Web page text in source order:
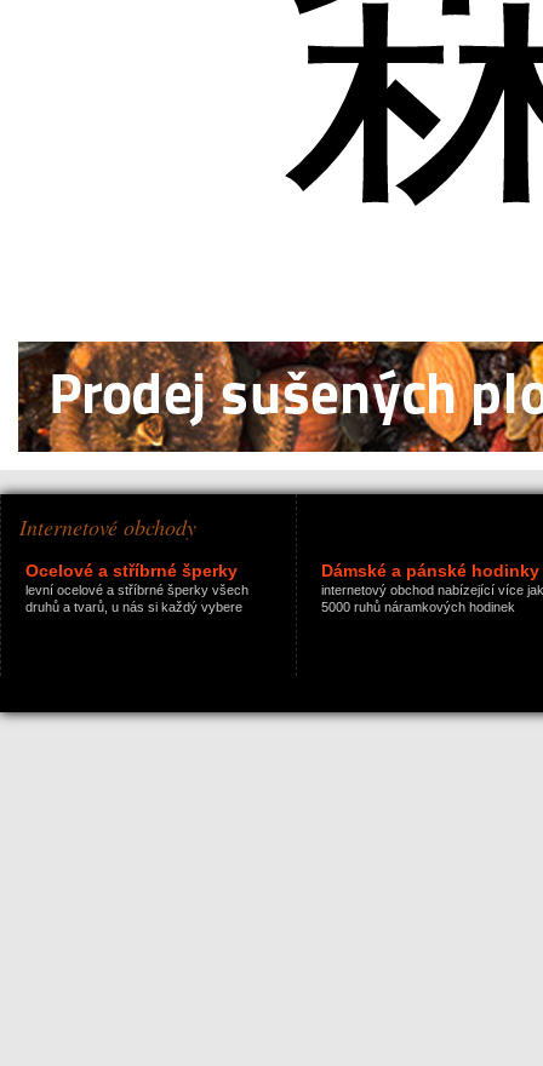
Internetové obchody
Ocelové a stříbrné šperky
levní ocelové a stříbrné šperky všech
druhů a tvarů, u nás si každý vybere
Dámské a pánské hodinky
internetový obchod nabízející více jak
5000 ruhů náramkových hodinek